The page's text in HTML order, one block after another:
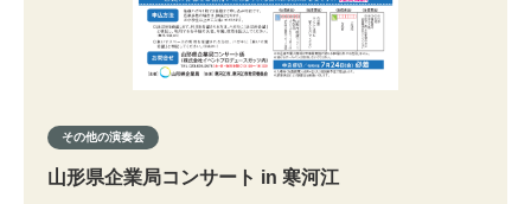
その他の演奏会
山形県企業局コンサート in 寒河江